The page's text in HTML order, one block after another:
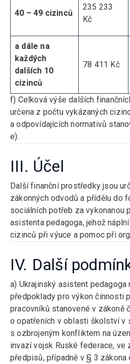
40 – 49 cizinců
235 233
Kč
a dále na
každých
dalších 10
cizinců
78 411 Kč
f) Celková výše dalších
určena z počtu vykázaných
a odpovídajících normativů
e).
III. Účel
Další finanční prostředky jsou
zákonných odvodů a přídělu do
sociálních potřeb za vykonanou
asistenta pedagoga, jehož
cizinců při výuce a pomoc při
IV. Další
a) Ukrajinský asistent
předpoklady pro výkon činnosti
pracovníků stanovené v zákoně
o opatřeních v oblasti školství v
s ozbrojeným konfliktem na
invazí vojsk Ruské federace, ve
předpisů, případně v § 3 zákona